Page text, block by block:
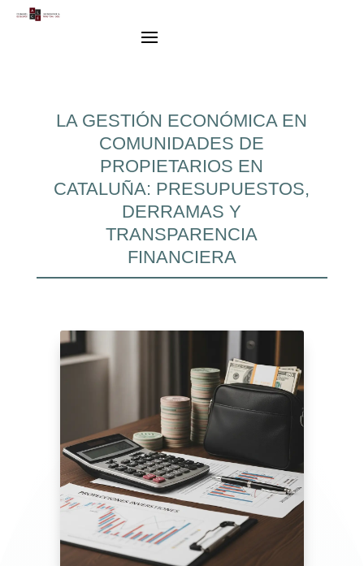
LA GESTIÓN ECONÓMICA EN
COMUNIDADES DE
PROPIETARIOS EN
CATALUÑA: PRESUPUESTOS,
DERRAMAS Y
TRANSPARENCIA
FINANCIERA